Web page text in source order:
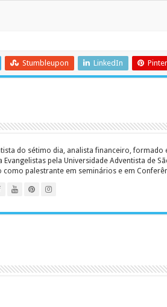
Stumbleupon LinkedIn
do sétimo dia, analista financeiro,
pela Universidade Adventista de
como palestrante em seminários e em